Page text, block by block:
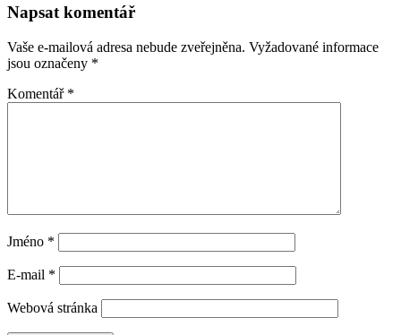
Napsat komentář
Vaše e-mailová adresa nebude zveřejněna. Vyžadované informace
jsou označeny *
Komentář *
Jméno *
E-mail *
Webová stránka